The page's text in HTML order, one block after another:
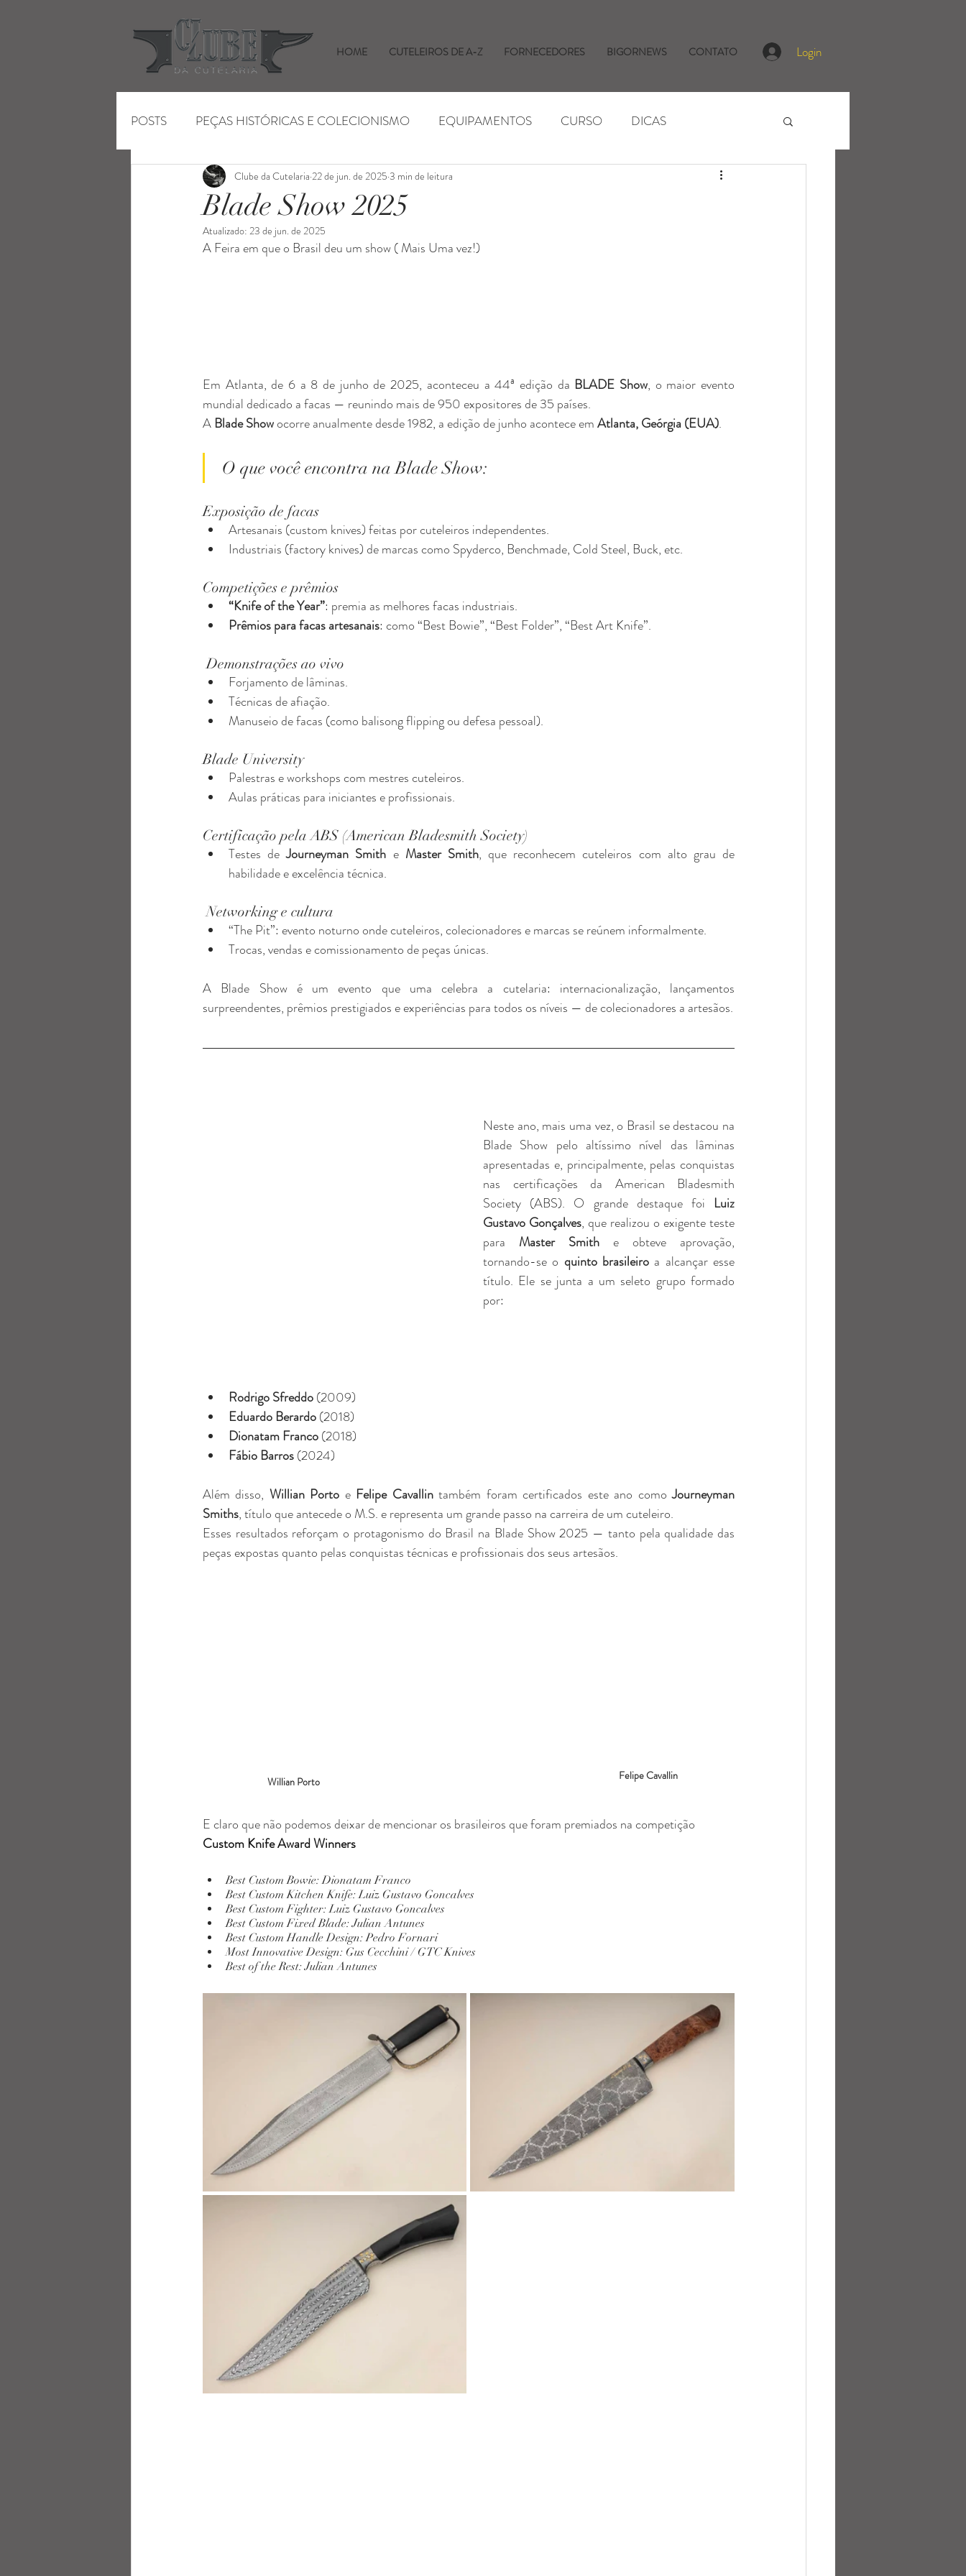
HOME CUTELEIROS DE A-Z FORNECEDORES BIGORNEWS CONTATO
POSTS PEÇAS HISTÓRICAS E COLECIONISMO EQUIPAMENTOS CURSO DICAS
ENTRETENIMENTO FEIRAS E EVENTOS INSUMOS
Blade Show 2025
Clube da Cutelaria 22 de jun. de 2025 3 min de leitura
Atualizado: 23 de jun. de 2025
A Feira em que o Brasil deu um show ( Mais Uma vez!)
Em Atlanta, de 6 a 8 de junho de 2025, aconteceu a 44ª edição da BLADE Show, o maior evento
mundial dedicado a facas — reunindo mais de 950 expositores de 35 países.
A Blade Show ocorre anualmente desde 1982, a edição de junho acontece em Atlanta, Geórgia (EUA).
O que você encontra na Blade Show:
Exposição de facas
Artesanais (custom knives) feitas por cuteleiros independentes.
Industriais (factory knives) de marcas como Spyderco, Benchmade, Cold Steel, Buck, etc.
Competições e prêmios
“Knife of the Year”: premia as melhores facas industriais.
Prêmios para facas artesanais: como “Best Bowie”, “Best Folder”, “Best Art Knife”.
Demonstrações ao vivo
Forjamento de lâminas.
Técnicas de afiação.
Manuseio de facas (como balisong flipping ou defesa pessoal).
Blade University
Palestras e workshops com mestres cuteleiros.
Aulas práticas para iniciantes e profissionais.
Certificação pela ABS (American Bladesmith Society)
Testes de Journeyman Smith e Master Smith, que reconhecem cuteleiros com alto grau de
habilidade e excelência técnica.
Networking e cultura
“The Pit”: evento noturno onde cuteleiros, colecionadores e marcas se reúnem informalmente.
Trocas, vendas e comissionamento de peças únicas.
A Blade Show é um evento que uma celebra a cutelaria: internacionalização, lançamentos
surpreendentes, prêmios prestigiados e experiências para todos os níveis — de colecionadores a artesãos.
Neste ano, mais uma vez, o Brasil se destacou na
Blade Show pelo altíssimo nível das lâminas
apresentadas e, principalmente, pelas conquistas
nas certificações da American Bladesmith
Society (ABS). O grande destaque foi Luiz
Gustavo Gonçalves, que realizou o exigente teste
para Master Smith e obteve aprovação,
tornando-se o quinto brasileiro a alcançar esse
título. Ele se junta a um seleto grupo formado
por:
Rodrigo Sfreddo (2009)
Eduardo Berardo (2018)
Dionatam Franco (2018)
Fábio Barros (2024)
Além disso, Willian Porto e Felipe Cavallin também foram certificados este ano como Journeyman
Smiths, título que antecede o M.S. e representa um grande passo na carreira de um cuteleiro.
Esses resultados reforçam o protagonismo do Brasil na Blade Show 2025 — tanto pela qualidade das
peças expostas quanto pelas conquistas técnicas e profissionais dos seus artesãos.
Willian Porto Felipe Cavallin
E claro que não podemos deixar de mencionar os brasileiros que foram premiados na competição
Custom Knife Award Winners
Best Custom Bowie: Dionatam Franco
Best Custom Kitchen Knife: Luiz Gustavo Goncalves
Best Custom Fighter: Luiz Gustavo Goncalves
Best Custom Fixed Blade: Julian Antunes
Best Custom Handle Design: Pedro Fornari
Most Innovative Design: Gus Cecchini / GTC Knives
Best of the Rest: Julian Antunes
Login